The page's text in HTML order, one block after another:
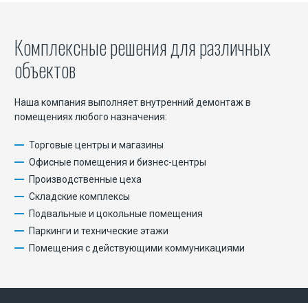
Комплексные решения для различных
объектов
Наша компания выполняет внутренний демонтаж в
помещениях любого назначения:
Торговые центры и магазины
Офисные помещения и бизнес-центры
Производственные цеха
Складские комплексы
Подвальные и цокольные помещения
Паркинги и технические этажи
Помещения с действующими коммуникациями